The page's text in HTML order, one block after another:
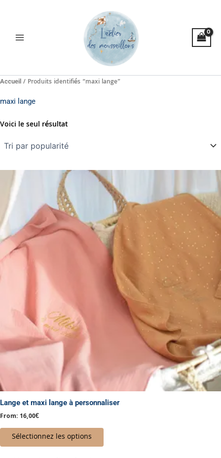
Accueil / Produits identifiés “maxi lange”
maxi lange
Voici le seul résultat
Lange et maxi lange à personnaliser
From: 16,00€
Sélectionnez les options
Ce
produit
plusieurs
variations.
Les
options
peuvent
être
choisies